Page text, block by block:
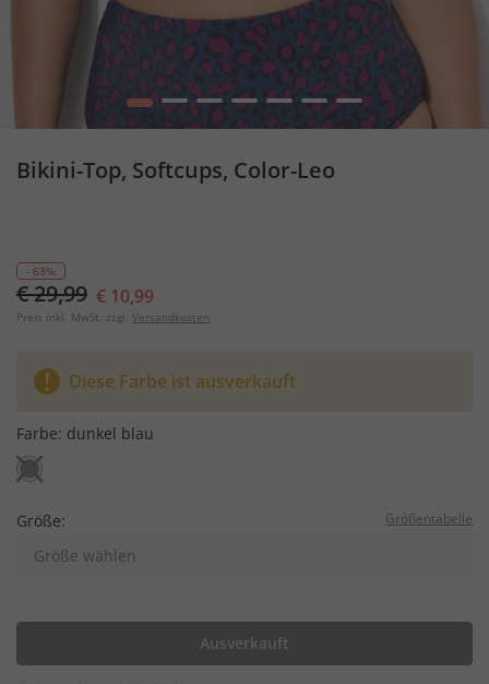
1 2 3 4 5 6 7
Bikini-Top, Softcups, Color-Leo
- 63%
€ 29,99 € 10,99
Preis inkl. MwSt. zzgl. Versandkosten
Diese Farbe ist ausverkauft
Farbe: dunkel blau
Größe: Größentabelle
Größe wählen
Ausverkauft